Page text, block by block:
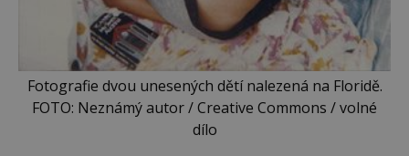
Fotografie dvou unesených dětí nalezená na Floridě.
FOTO: Neznámý autor / Creative Commons / volné
dílo